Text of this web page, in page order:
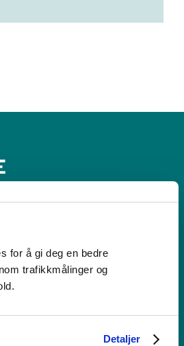
for å gi deg en bedre
trafikkmålinger og
Detaljer